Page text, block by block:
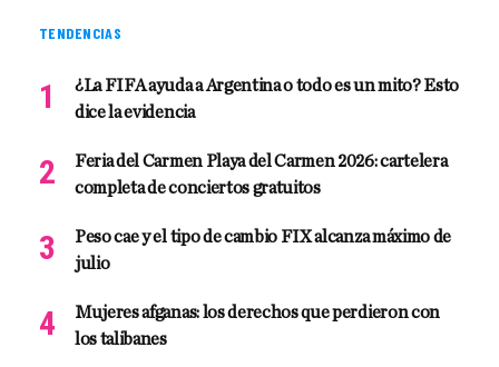
TENDENCIAS
¿La FIFA ayuda a Argentina o todo es un mito? Esto
dice la evidencia
Feria del Carmen Playa del Carmen 2026: cartelera
completa de conciertos gratuitos
Peso cae y el tipo de cambio FIX alcanza máximo de
julio
Mujeres afganas: los derechos que perdieron con
los talibanes